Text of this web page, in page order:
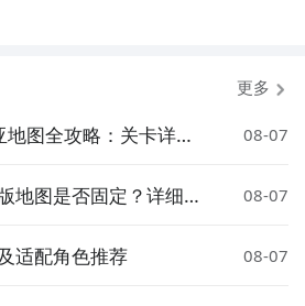
更多
图全攻略：关卡详解
08-07
地图是否固定？详细解
08-07
适配角色推荐 08-07